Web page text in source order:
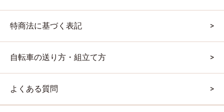
特商法に基づく表記
自転車の送り方・組立て方
よくある質問